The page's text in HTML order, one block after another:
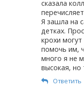
сказала
Я зашла на
детках.
крохи
помочь им,
много я не
высокая,
Ответить